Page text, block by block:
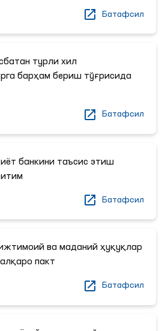
Батафсил
турли хил
барҳам бериш тўғрисида
Батафсил
банкини таъсис этиш
Батафсил
ва маданий ҳуқуқлар
пакт
Батафсил